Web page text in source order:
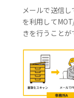
メールで送信
を利用して
きを行うことが